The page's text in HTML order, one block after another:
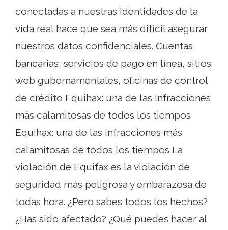
conectadas a nuestras identidades de la
vida real hace que sea más difícil asegurar
nuestros datos confidenciales. Cuentas
bancarias, servicios de pago en línea, sitios
web gubernamentales, oficinas de control
de crédito Equihax: una de las infracciones
más calamitosas de todos los tiempos
Equihax: una de las infracciones más
calamitosas de todos los tiempos La
violación de Equifax es la violación de
seguridad más peligrosa y embarazosa de
todas hora. ¿Pero sabes todos los hechos?
¿Has sido afectado? ¿Qué puedes hacer al